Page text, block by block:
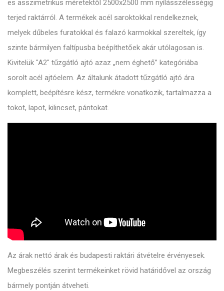
es asszimetrikus méretektől 2500x2500 mm nyílásszélességig
terjed raktárról. A termékek acél saroktokkal rendelkeznek,
melyek dűbeles furatokkal és falazó karmokkal szereltek, így
szinte bármilyen faltípusba beépíthetőek akár utólagosan is.
Kivitelük "A2" tűzgátló ajtó azaz „nem éghető” kategóriába
sorolt acél ajtóelem. Az általunk átadott tűzgátló ajtó ára
komplett, beépítésre kész, termékre vonatkozik, tartalmazza a
tokot, lapot, kilincset, pántokat.
Az árak nettó árak és budapesti raktári átvételre érvényesek.
Megbeszélés szerint termékeinket rövid határidővel az ország
bármely pontján átveheti.